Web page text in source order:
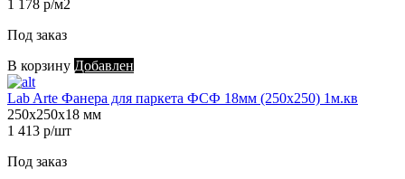
1 178 р/м2
Под заказ
В корзину Добавлен
Lab Arte Фанера для паркета ФСФ 18мм (250х250) 1м.кв
250х250х18 мм
1 413 р/шт
Под заказ